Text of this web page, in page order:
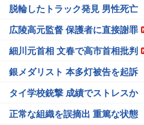
脱輪したトラック発見 男性死亡
広陵高元監督 保護者に直接謝罪
細川元首相 文春で高市首相批判
銀メダリスト 本多灯被告を起訴
タイ学校銃撃 成績でストレスか
正常な組織を誤摘出 重篤な状態